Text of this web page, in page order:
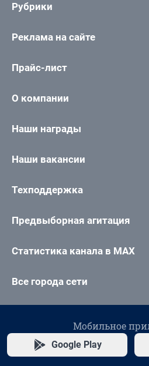
Рубрики
Реклама на сайте
Прайс-лист
О компании
Наши награды
Наши вакансии
Техподдержка
Предвыборная агитация
Статистика канала в MAX
Все города сети
Мобильное
Google Play